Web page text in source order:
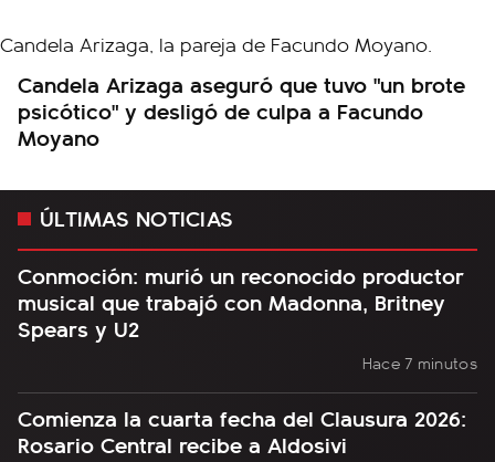
Candela Arizaga aseguró que tuvo "un brote
psicótico" y desligó de culpa a Facundo
Moyano
ÚLTIMAS NOTICIAS
Conmoción: murió un reconocido productor
musical que trabajó con Madonna, Britney
Spears y U2
Hace 7 minutos
Comienza la cuarta fecha del Clausura 2026:
Rosario Central recibe a Aldosivi